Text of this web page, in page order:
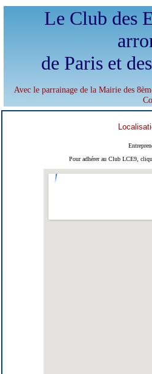
Le Club des
de Paris et
Avec le parrainage de la Mairie des
Pour adhérer au Club LCE9,